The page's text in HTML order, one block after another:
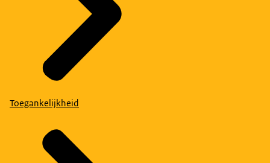
Toegankelijkheid